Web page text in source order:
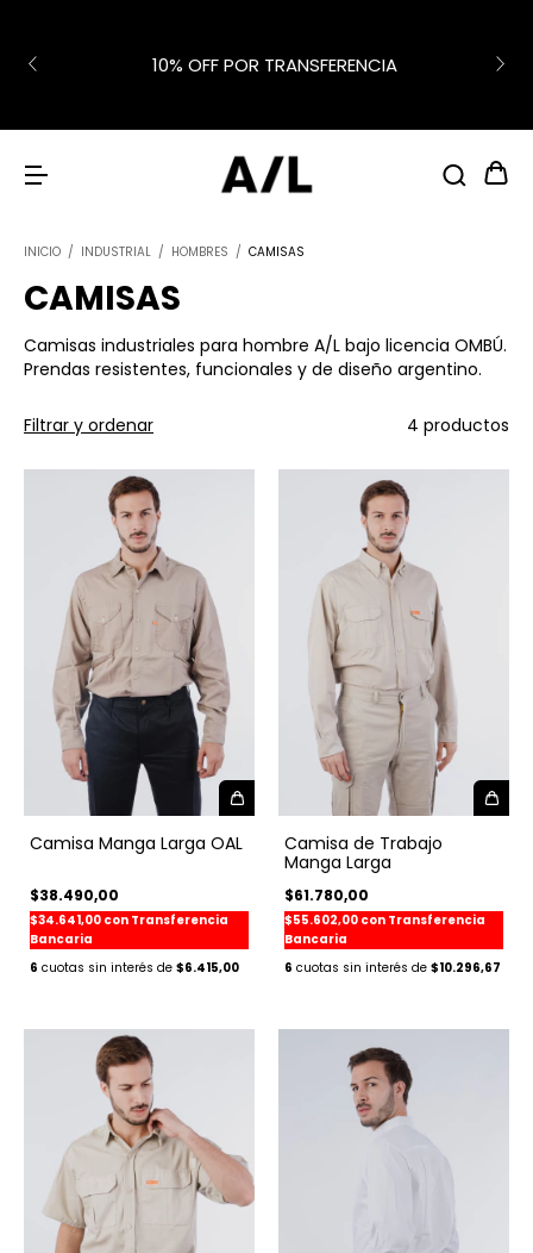
10% OFF POR TRANSFERENCIA
INICIO / INDUSTRIAL / HOMBRES / CAMISAS
CAMISAS
Camisas industriales para hombre A/L bajo licencia OMBÚ.
Prendas resistentes, funcionales y de diseño argentino.
Filtrar y ordenar 4 productos
Camisa Manga Larga OAL
$38.490,00
$34.641,00 con Transferencia
Bancaria
6
$6.415,00
Camisa de Trabajo
Manga Larga
$61.780,00
$55.602,00 con Transferencia
Bancaria
6
$10.296,67